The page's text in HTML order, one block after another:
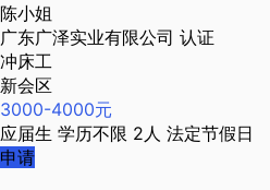
陈小姐
广东广泽实业有限公司 认证
冲床工
新会区
3000-4000元
应届生 学历不限 2人 法定节假日
申请